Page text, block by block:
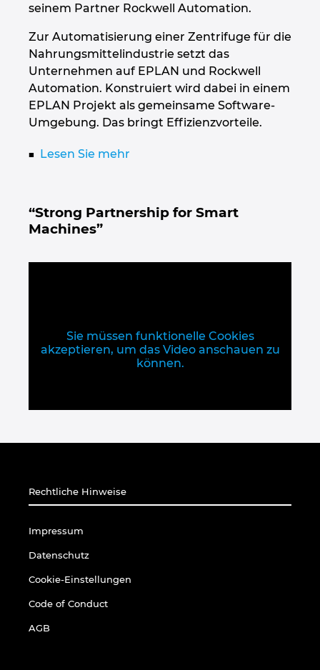
seinem Partner Rockwell Automation.
Zur Automatisierung einer Zentrifuge für die
Nahrungsmittelindustrie setzt das
Unternehmen auf EPLAN und Rockwell
Automation. Konstruiert wird dabei in einem
EPLAN Projekt als gemeinsame Software-
Umgebung. Das bringt Effizienzvorteile.
Lesen Sie mehr
“Strong Partnership for Smart
Machines”
Sie müssen funktionelle Cookies
akzeptieren, um das Video anschauen zu
können.
Rechtliche Hinweise
Impressum
Datenschutz
Cookie-Einstellungen
Code of Conduct
AGB